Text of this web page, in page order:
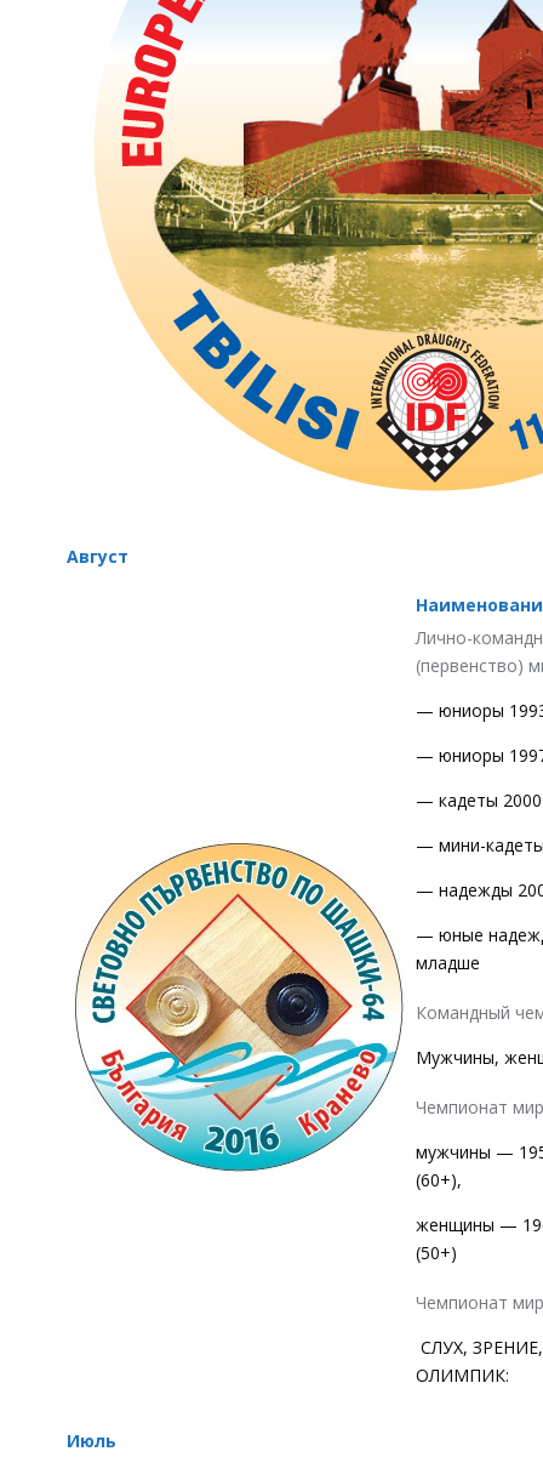
Август
Лично-
(первенство)
— юниоры
— юниоры
— кадеты
— мини-
— надежды
— юные
младше
Командный
Мужчины,
Чемпионат
мужчины —
(60+),
женщины —
(50+)
Чемпионат
СЛУХ,
ОЛИМПИК:
Июль